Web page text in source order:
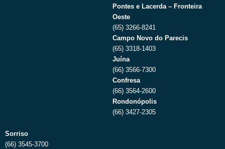
Pontes e Lacerda – Fronteira
Oeste
(65) 3266-8241
Campo Novo do Parecis
(65) 3318-1403
Juína
(66) 3566-7300
Confresa
(66) 3564-2600
Rondonópolis
(66) 3427-2305
Sorriso
(66) 3545-3700